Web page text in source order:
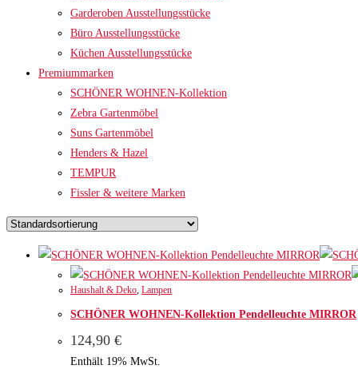
Garderoben Ausstellungsstücke
Büro Ausstellungsstücke
Küchen Ausstellungsstücke
Premiummarken
SCHÖNER WOHNEN-Kollektion
Zebra Gartenmöbel
Suns Gartenmöbel
Henders & Hazel
TEMPUR
Fissler & weitere Marken
Haushalt & Deko, Lampen
SCHÖNER WOHNEN-Kollektion Pendelleuchte MIRROR
124,90 €
Enthält 19% MwSt.